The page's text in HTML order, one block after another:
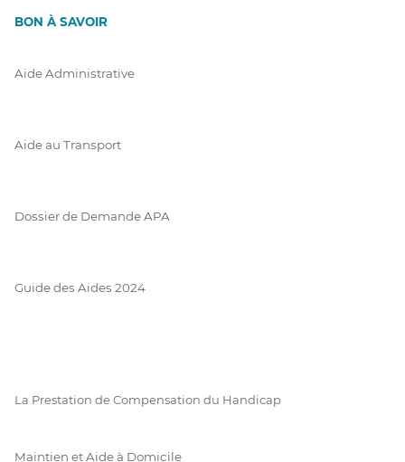
BON À SAVOIR
Aide Administrative
Aide au Transport
Dossier de Demande APA
Guide des Aides 2024
La Prestation de Compensation du Handicap
Maintien et Aide à Domicile